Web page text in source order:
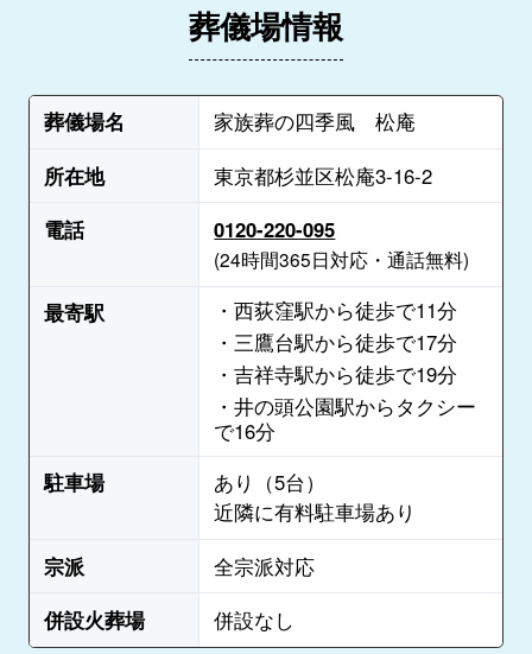
葬儀場情報
葬儀場名
家族葬の四季風 松庵
所在地
東京都杉並区松庵3-16-2
電話
0120-220-095
(24時間365日対応・通話無料)
最寄駅
・西荻窪駅から徒歩で11分
・三鷹台駅から徒歩で17分
・吉祥寺駅から徒歩で19分
・井の頭公園駅からタクシー
で16分
駐車場
あり（5台）
近隣に有料駐車場あり
宗派
全宗派対応
併設火葬場
併設なし